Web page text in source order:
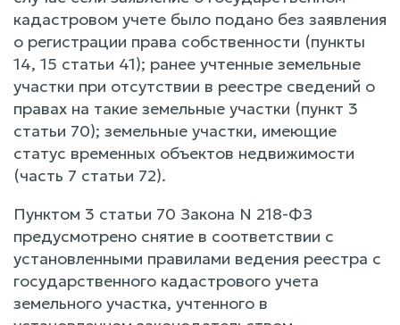
кадастровом учете было подано без заявления
о регистрации права собственности (пункты
14, 15 статьи 41); ранее учтенные земельные
участки при отсутствии в реестре сведений о
правах на такие земельные участки (пункт 3
статьи 70); земельные участки, имеющие
статус временных объектов недвижимости
(часть 7 статьи 72).
Пунктом 3 статьи 70 Закона N 218-ФЗ
предусмотрено снятие в соответствии с
установленными правилами ведения реестра с
государственного кадастрового учета
земельного участка, учтенного в